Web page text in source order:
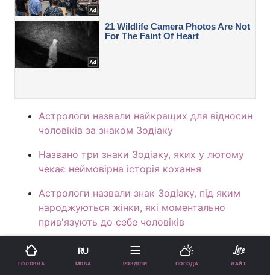
Астрологи назвали найкращих для відносин
чоловіків за знаком Зодіаку
Названо три знаки Зодіаку, яких у лютому
чекає неймовірна історія кохання
Астрологи назвали знак Зодіаку, під яким
народжуються жінки, які моментально
прив'язують до себе чоловіків
ПІДТРИМАЙТЕ НАС
ГОЛОВНА
RU
МОВА РОЗДІЛИ ПОГОДА ЛАЙТ